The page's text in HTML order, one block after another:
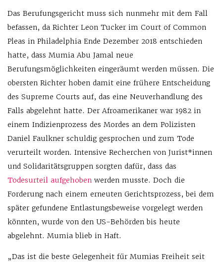
Das Berufungsgericht muss sich nunmehr mit dem Fall
befassen, da Richter Leon Tucker im Court of Common
Pleas in Philadelphia Ende Dezember 2018 entschieden
hatte, dass Mumia Abu Jamal neue
Berufungsmöglichkeiten eingeräumt werden müssen. Die
obersten Richter hoben damit eine frühere Entscheidung
des Supreme Courts auf, das eine Neuverhandlung des
Falls abgelehnt hatte. Der Afroamerikaner war 1982 in
einem Indizienprozess des Mordes an dem Polizisten
Daniel Faulkner schuldig gesprochen und zum Tode
verurteilt worden. Intensive Recherchen von Jurist*innen
und Solidaritätsgruppen sorgten dafür, dass das
Todesurteil aufgehoben werden musste. Doch die
Forderung nach einem erneuten Gerichtsprozess, bei dem
später gefundene Entlastungsbeweise vorgelegt werden
könnten, wurde von den US-Behörden bis heute
abgelehnt. Mumia blieb in Haft.
„Das ist die beste Gelegenheit für Mumias Freiheit seit